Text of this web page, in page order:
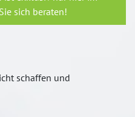
sich beraten!
schaffen und